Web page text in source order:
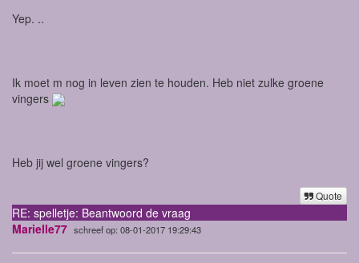
Yep. ..
Ik moet m nog in leven zien te houden. Heb niet zulke groene
vingers
Heb jij wel groene vingers?
Quote
RE: spelletje: Beantwoord de vraag
Marielle77 schreef op: 08-01-2017 19:29:43